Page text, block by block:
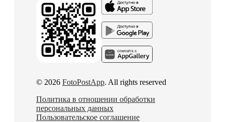
© 2026 FotoPostApp. All rights reserved
Политика в отношении обработки
персональных данных
Пользовательское соглашение